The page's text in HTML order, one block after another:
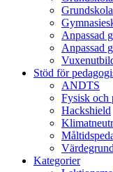
Anpassad
Anpassad
Stöd för
ANDTS
Fysisk och
Hackshield
Kategorier